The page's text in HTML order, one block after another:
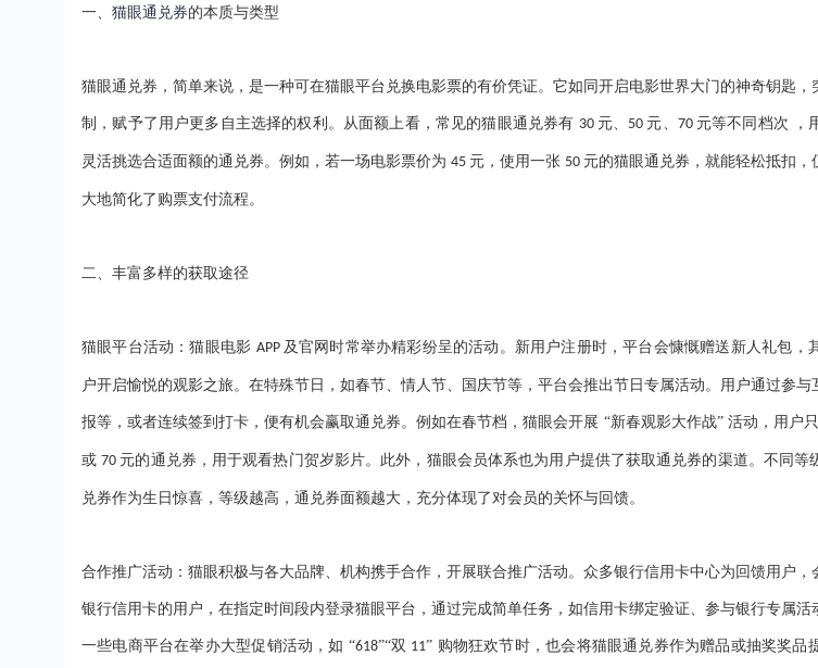
一、 猫眼通兑券的本质与类型
猫眼通兑券，简单来说，是一种可在猫眼平台兑换电影票的有价凭证。它如同开启电影世界大门的神奇钥匙
制，赋予了用户更多自主选择的权利。从面额上看，常见的猫眼通兑券有 30 元、 50 元、 70 元等不同档次 ，
灵活挑选合适面额的通兑券。例如，若一场电影票价为 45 元，使用一张 50 元的猫眼通兑券，就能轻松抵扣
大地简化了购票支付流程。
二、 丰富多样的获取途径
猫眼平台活动：猫眼电影 APP 及官网时常举办精彩纷呈的活动。新用户注册时，平台会慷慨赠送新人礼包，
户开启愉悦的观影之旅。在特殊节日，如春节、情人节、国庆节等，平台会推出节日专属活动。用户通过参
报等，或者连续签到打卡，便有机会赢取通兑券。例如在春节档，猫眼会开展 “新春观影大作战” 活动，用户
或70 元的通兑券，用于观看热门贺岁影片。此外，猫眼会员体系也为用户提供了获取通兑券的渠道。不同等
兑券作为生日惊喜，等级越高，通兑券面额越大，充分体现了对会员的关怀与回馈。
合作推广活动：猫眼积极与各大品牌、机构携手合作，开展联合推广活动。众多银行信用卡中心为回馈用户
银行信用卡的用户，在指定时间段内登录猫眼平台，通过完成简单任务，如信用卡绑定验证、参与银行专属活
一些电商平台在举办大型促销活动，如 “618”“双 11” 购物狂欢节时，也会将猫眼通兑券作为赠品或抽奖奖品